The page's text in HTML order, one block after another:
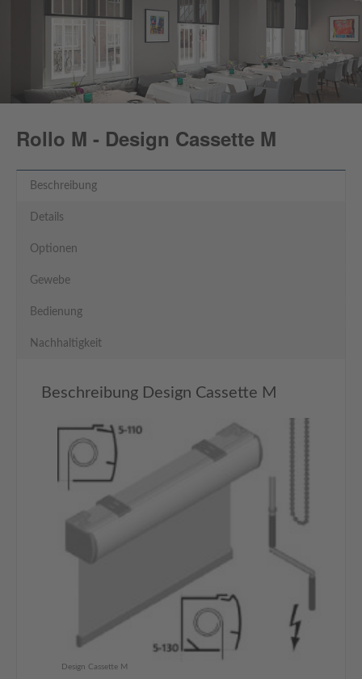
Rollo M - Design Cassette M
Beschreibung
Details
Optionen
Gewebe
Bedienung
Nachhaltigkeit
Beschreibung Design Cassette M
Design Cassette M